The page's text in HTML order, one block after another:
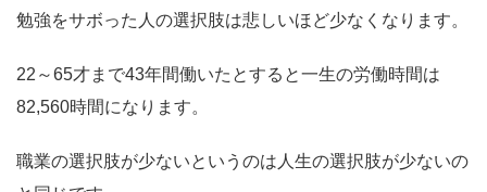
勉強をサボった人の選択肢は悲しいほど少なくなります。
22～65才まで43年間働いたとすると一生の労働時間は
82,560時間になります。
職業の選択肢が少ないというのは人生の選択肢が少ないの